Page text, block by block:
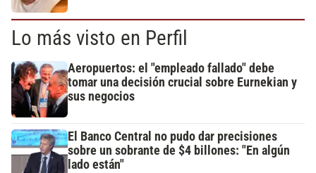
Lo más visto en Perfil
Aeropuertos: el "empleado fallado" debe
tomar una decisión crucial sobre Eurnekian y
sus negocios
El Banco Central no pudo dar precisiones
sobre un sobrante de $4 billones: "En algún
lado están"